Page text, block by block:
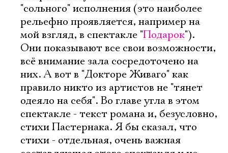
"сольного" исполнения (это наиболее
рельефно проявляется, например на
мой взгляд, в спектакле "Подарок").
Они показывают все свои возможности,
всё внимание зала сосредоточено на
них. А вот в "Докторе Живаго" как
правило никто из артистов не "тянет
одеяло на себя". Во главе угла в этом
спектакле - текст романа и, безусловно,
стихи Пастернака. Я бы сказал, что
стихи - отдельная, очень важная
Ознакомиться